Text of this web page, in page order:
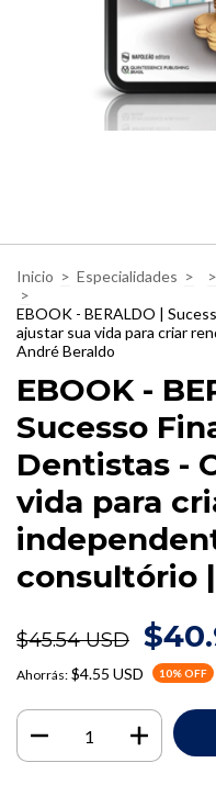
Inicio > Especialidades > >
>
EBOOK - BERALDO |
ajustar sua vida para criar
André Beraldo
EBOOK -
Sucesso
Dentistas -
vida para
consultório
$45.54 USD
Ahorrás: $4.55 USD 10% OFF